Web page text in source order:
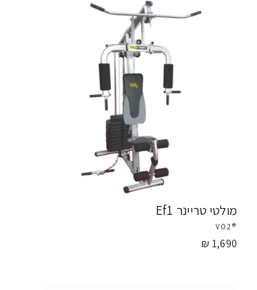
מולטי טריינר Ef1
®VO2
1,690 ₪